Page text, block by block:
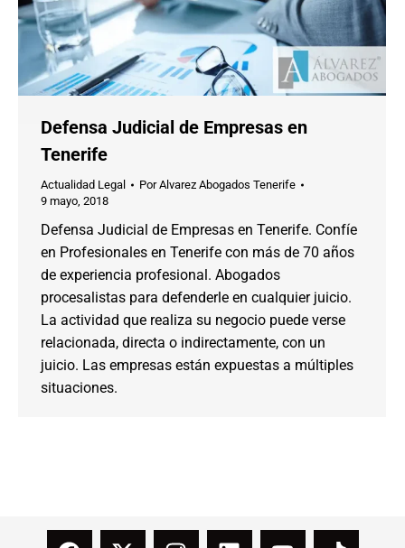
Defensa Judicial de Empresas en
Tenerife
Actualidad Legal PorAlvarez Abogados Tenerife
9 mayo, 2018
Defensa Judicial de Empresas en Tenerife. Confíe
en Profesionales en Tenerife con más de 70 años
de experiencia profesional. Abogados
procesalistas para defenderle en cualquier juicio.
La actividad que realiza su negocio puede verse
relacionada, directa o indirectamente, con un
juicio. Las empresas están expuestas a múltiples
situaciones.